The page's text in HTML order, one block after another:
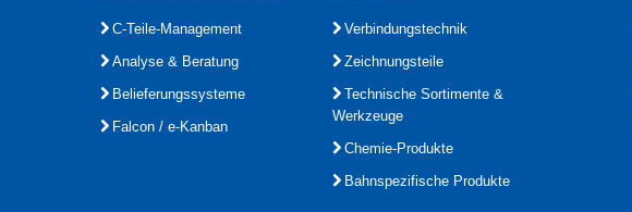
C-Teile-Management
Analyse & Beratung
Belieferungssysteme
Falcon / e-Kanban
Verbindungstechnik
Zeichnungsteile
Technische Sortimente &
Werkzeuge
Chemie-Produkte
Bahnspezifische Produkte